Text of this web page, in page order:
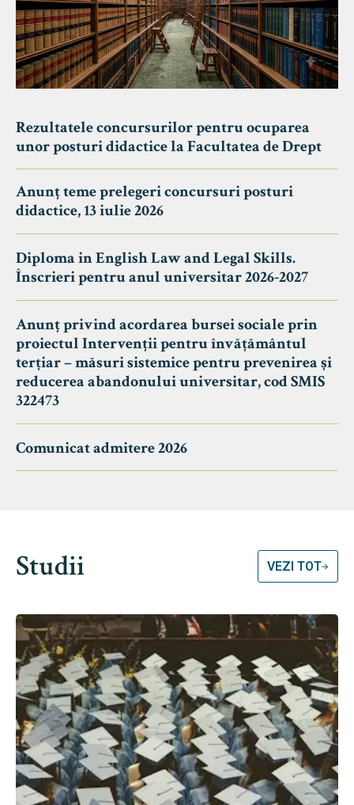
Rezultatele concursurilor pentru ocuparea
unor posturi didactice la Facultatea de Drept
Anunț teme prelegeri concursuri posturi
didactice, 13 iulie 2026
Diploma in English Law and Legal Skills.
Înscrieri pentru anul universitar 2026-2027
Anunț privind acordarea bursei sociale prin
proiectul Intervenții pentru învățământul
terțiar – măsuri sistemice pentru prevenirea și
reducerea abandonului universitar, cod SMIS
322473
Comunicat admitere 2026
Studii VEZI TOT